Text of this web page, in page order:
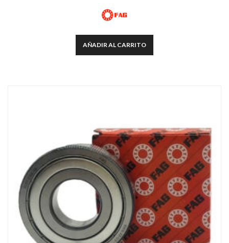
AÑADIR AL CARRITO